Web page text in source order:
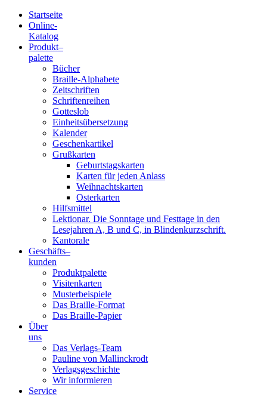
Blindenschrift-
Verlag
Druckerei
gGmbH
Startseite
Online-
Katalog
Produkt–
palette
Bücher
Braille-Alphabete
Zeitschriften
Schriftenreihen
Gotteslob
Einheitsübersetzung
Kalender
Geschenkartikel
Grußkarten
Geburtstagskarten
Karten für jeden Anlass
Weihnachtskarten
Osterkarten
Hilfsmittel
Lektionar. Die Sonntage und Festtage in den
Lesejahren A, B und C, in Blindenkurzschrift.
Kantorale
Geschäfts­–
kunden
Produktpalette
Visitenkarten
Musterbeispiele
Das Braille-Format
Das Braille-Papier
Über
uns
Das Verlags-Team
Pauline von Mallinckrodt
Verlagsgeschichte
Wir informieren
Service